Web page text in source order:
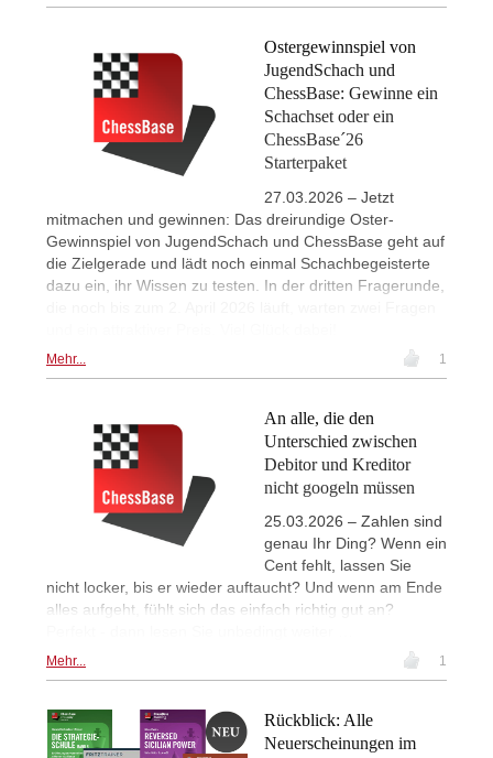
Ostergewinnspiel von
JugendSchach und
ChessBase: Gewinne ein
Schachset oder ein
ChessBase´26
Starterpaket
27.03.2026 – Jetzt
mitmachen und gewinnen: Das dreirundige Oster-
Gewinnspiel von JugendSchach und ChessBase geht auf
die Zielgerade und lädt noch einmal Schachbegeisterte
dazu ein, ihr Wissen zu testen. In der dritten Fragerunde,
Mehr... 1
An alle, die den
Unterschied zwischen
Debitor und Kreditor
nicht googeln müssen
25.03.2026 – Zahlen sind
genau Ihr Ding? Wenn ein
Cent fehlt, lassen Sie
nicht locker, bis er wieder auftaucht? Und wenn am Ende
alles aufgeht, fühlt sich das einfach richtig gut an?
Mehr... 1
Rückblick: Alle
Neuerscheinungen im